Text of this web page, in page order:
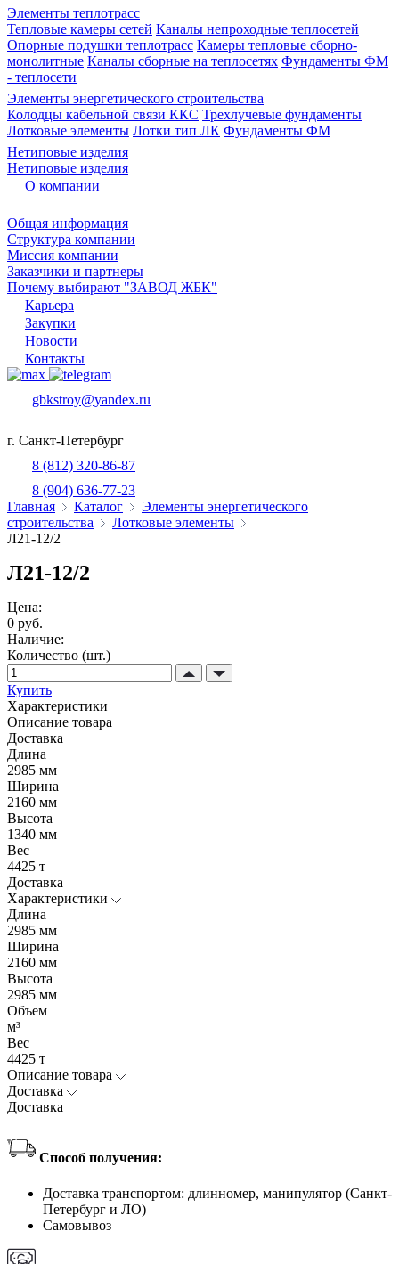
Элементы теплотрасс
Тепловые камеры сетей Каналы непроходные теплосетей
Опорные подушки теплотрасс Камеры тепловые сборно-
монолитные Каналы сборные на теплосетях Фундаменты ФМ
- теплосети
Элементы энергетического строительства
Колодцы кабельной связи ККС Трехлучевые фундаменты
Лотковые элементы Лотки тип ЛК Фундаменты ФМ
Нетиповые изделия
Нетиповые изделия
О компании
Общая информация
Структура компании
Миссия компании
Заказчики и партнеры
Почему выбирают "ЗАВОД ЖБК"
Карьера
Закупки
Новости
Контакты
gbkstroy@yandex.ru
г. Санкт-Петербург
8 (812) 320-86-87
8 (904) 636-77-23
Главная
Каталог
Элементы энергетического
строительства
Лотковые элементы
Л21-12/2
Л21-12/2
Цена:
0 руб.
Наличие:
Количество (шт.)
Купить
Характеристики
Описание товара
Доставка
Длина
2985 мм
Ширина
2160 мм
Высота
1340 мм
Вес
4425 т
Доставка
Характеристики
Длина
2985 мм
Ширина
2160 мм
Высота
2985 мм
Объем
м³
Вес
4425 т
Описание товара
Доставка
Доставка
Способ получения:
Доставка транспортом: длинномер, манипулятор (Санкт-
Петербург и ЛО)
Самовывоз